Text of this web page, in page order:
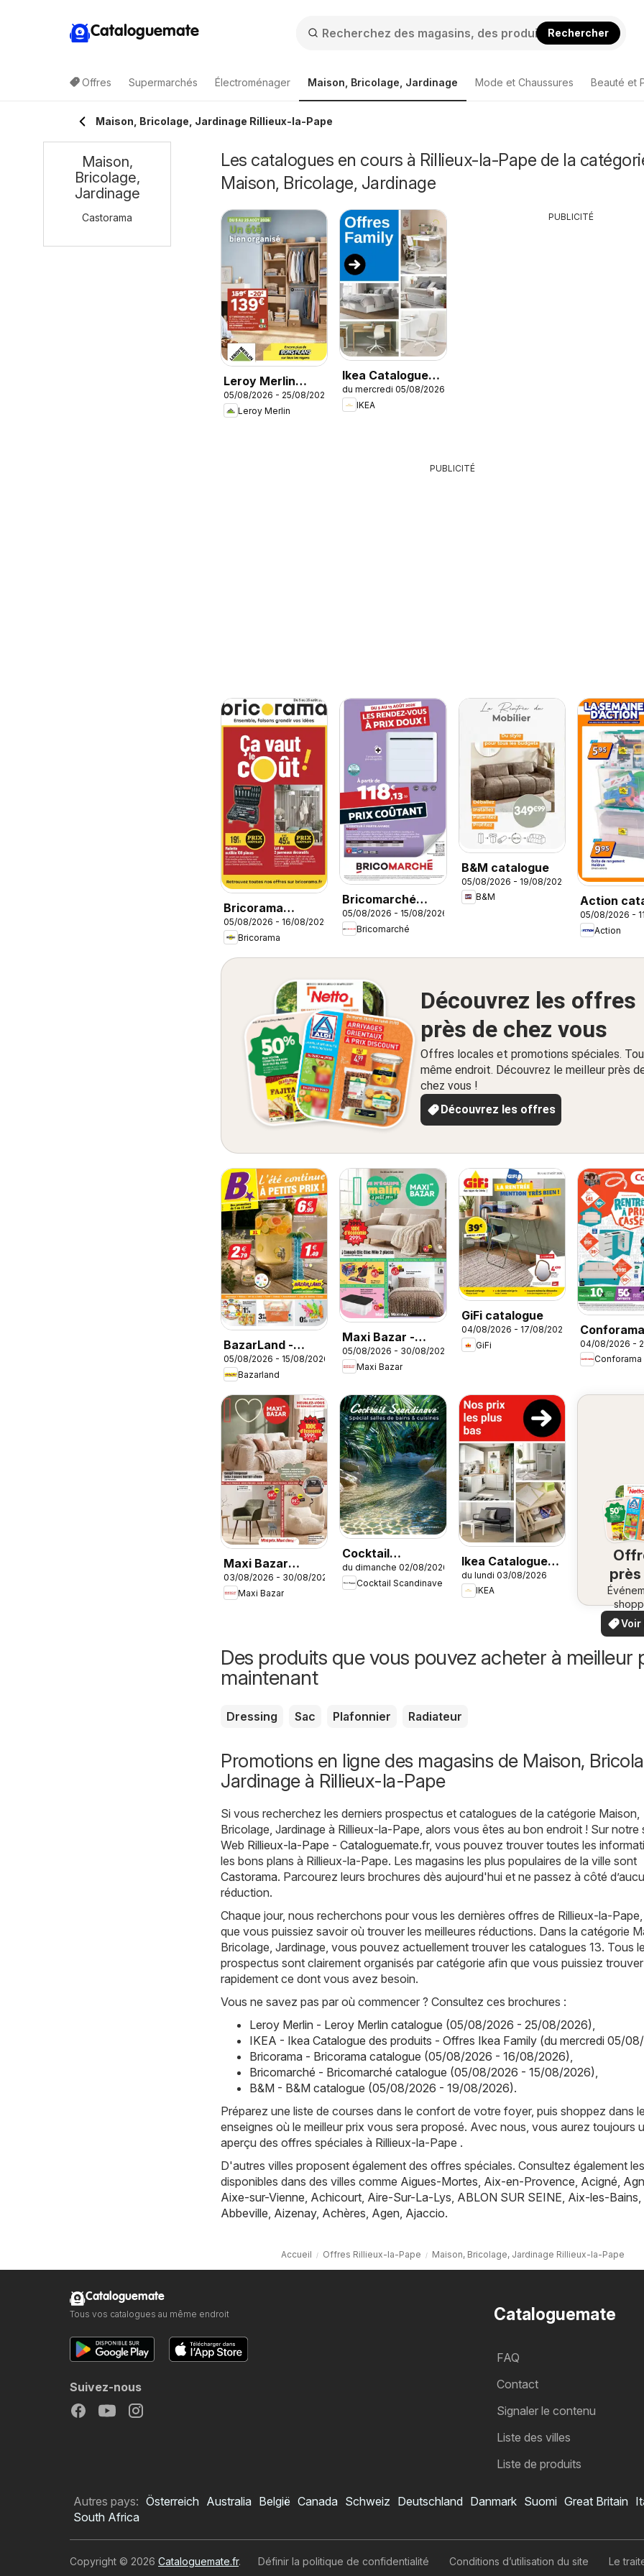
Cataloguemate Rechercher
Offres Supermarchés Électroménager Maison, Bricolage, Jardinage Mode et Chaussures Beauté et
Maison, Bricolage, Jardinage Rillieux-la-Pape
Les catalogues en cours à Rillieux-la-Pape de la
Maison, Bricolage, Jardinage
Leroy Merlin
catalogue
05/08/2026 - 25/08/2026
Leroy Merlin
Ikea Catalogue
des produits -
Offres Ikea
du mercredi 05/08/2026
IKEA
PUBLICITÉ
PUBLICITÉ
Bricorama
catalogue
05/08/2026 - 16/08/2026
Bricorama
Bricomarché
catalogue
05/08/2026 - 15/08/2026
Bricomarché
B&M catalogue
05/08/2026 - 19/08/2026
B&M
Action
05/08/2026 -
Action
Découvrez les offres
près de chez vous
Offres locales et promotions spéciales.
même endroit. Découvrez le meilleur près
chez vous !
Découvrez les offres
BazarLand -
L'été continue à
petits prix
05/08/2026 - 15/08/2026
Bazarland
Maxi Bazar -
Brochure
05/08/2026 - 30/08/2026
Maxi Bazar
GiFi catalogue
04/08/2026 - 17/08/2026
GiFi
Conforama
Rentrée à
cassés
04/08/2026 -
Conforama
Maxi Bazar
catalogue
03/08/2026 - 30/08/2026
Maxi Bazar
Cocktail
Scandinave
catalogue
du dimanche 02/08/2026
Cocktail Scandinave
Ikea Catalogue
des produits -
Nos prix les plus
du lundi 03/08/2026
IKEA
près
locaux
Voir
Des produits que vous pouvez acheter à meilleur
maintenant
Dressing Sac Plafonnier Radiateur
Promotions en ligne des magasins de Maison,
Jardinage à Rillieux-la-Pape
Si vous recherchez les derniers prospectus et catalogues de la catégorie Maison,
Bricolage, Jardinage à Rillieux-la-Pape, alors vous êtes au bon endroit ! Sur notre
Web Rillieux-la-Pape - Cataloguemate.fr, vous pouvez trouver toutes les
les bons plans à Rillieux-la-Pape. Les magasins les plus populaires de la ville sont
Castorama. Parcourez leurs brochures dès aujourd'hui et ne passez à côté
réduction.
Chaque jour, nous recherchons pour vous les dernières offres de Rillieux-la-
que vous puissiez savoir où trouver les meilleures réductions. Dans la catégorie
Bricolage, Jardinage, vous pouvez actuellement trouver les catalogues 13. Tous
prospectus sont clairement organisés par catégorie afin que vous puissiez trouver
rapidement ce dont vous avez besoin.
Vous ne savez pas par où commencer ? Consultez ces brochures :
Leroy Merlin - Leroy Merlin catalogue (05/08/2026 - 25/08/2026),
IKEA - Ikea Catalogue des produits - Offres Ikea Family (du mercredi 05/
Bricorama - Bricorama catalogue (05/08/2026 - 16/08/2026),
Bricomarché - Bricomarché catalogue (05/08/2026 - 15/08/2026),
B&M - B&M catalogue (05/08/2026 - 19/08/2026).
Préparez une liste de courses dans le confort de votre foyer, puis shoppez dans
enseignes où le meilleur prix vous sera proposé. Avec nous, vous aurez toujours
aperçu des offres spéciales à Rillieux-la-Pape .
D'autres villes proposent également des offres spéciales. Consultez également
disponibles dans des villes comme Aigues-Mortes, Aix-en-Provence, Acigné,
Aixe-sur-Vienne, Achicourt, Aire-Sur-La-Lys, ABLON SUR SEINE, Aix-les-Bains,
Abbeville, Aizenay, Achères, Agen, Ajaccio.
Accueil Offres Rillieux-la-Pape Maison, Bricolage, Jardinage Rillieux-la-Pape
Maison,
Bricolage,
Jardinage
Castorama
Cataloguemate
FAQ
Contact
Signaler le contenu
Liste des villes
Liste de produits
Cataloguemate
Tous vos catalogues au même endroit
Suivez-nous
Autres pays: Österreich Australia België Canada Schweiz Deutschland Danmark Suomi Great Britain
South Africa
Copyright © 2026 Cataloguemate.fr. Définir la politique de confidentialité Conditions d’utilisation du site Le